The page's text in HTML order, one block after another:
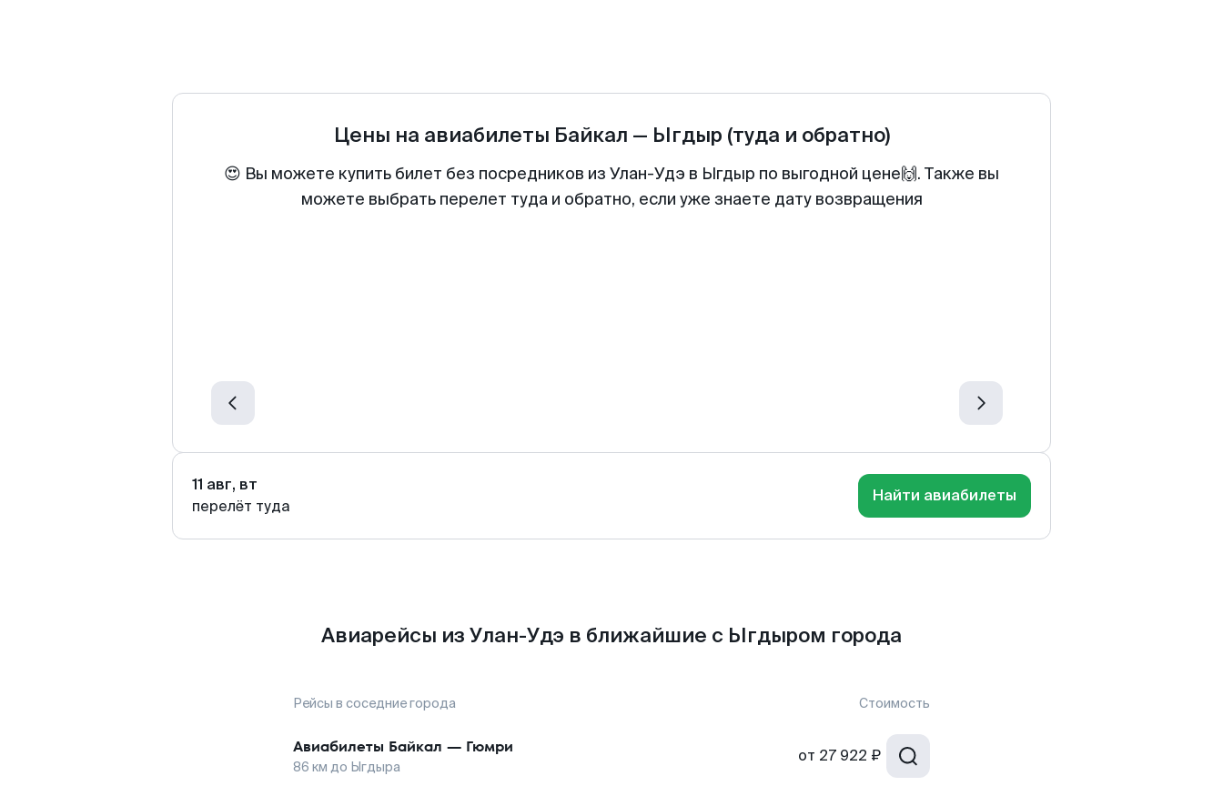
Цены на авиабилеты Байкал — Ыгдыр (туда и обратно)
😍 Вы можете купить билет без посредников из Улан-Удэ в Ыгдыр по выгодной цене🙌. Также вы
можете выбрать перелет туда и обратно, если уже знаете дату возвращения
11 авг, вт
перелёт туда
Найти авиабилеты
Авиарейсы из Улан-Удэ в ближайшие с Ыгдыром города
Рейсы в соседние города Стоимость
Авиабилеты Байкал — Гюмри
86 км до Ыгдыра
от 27 922 ₽